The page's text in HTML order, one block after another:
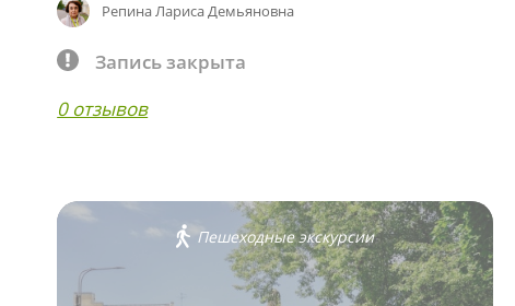
Репина Лариса Демьяновна
Запись закрыта
0 отзывов
Пешеходные экскурсии